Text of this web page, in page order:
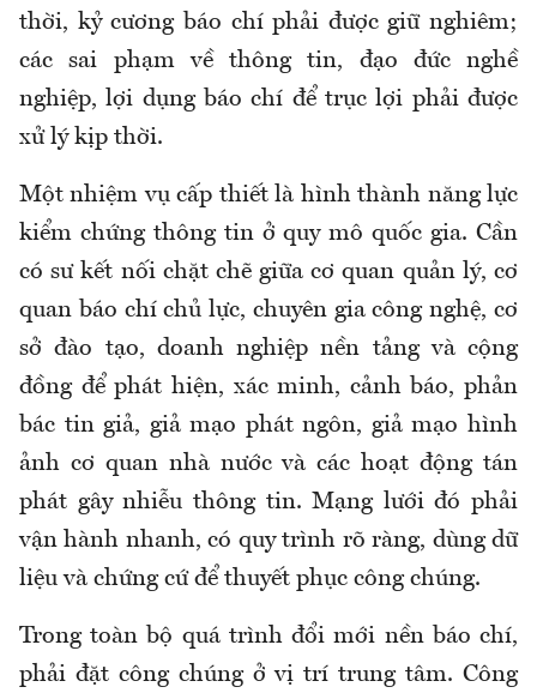
thời, kỷ cương báo chí phải được giữ nghiêm;
các sai phạm về thông tin, đạo đức nghề
nghiệp, lợi dụng báo chí để trục lợi phải được
xử lý kịp thời.
Một nhiệm vụ cấp thiết là hình thành năng lực
kiểm chứng thông tin ở quy mô quốc gia. Cần
có sư kết nối chặt chẽ giữa cơ quan quản lý, cơ
quan báo chí chủ lực, chuyên gia công nghệ, cơ
sở đào tạo, doanh nghiệp nền tảng và cộng
đồng để phát hiện, xác minh, cảnh báo, phản
bác tin giả, giả mạo phát ngôn, giả mạo hình
ảnh cơ quan nhà nước và các hoạt động tán
phát gây nhiễu thông tin. Mạng lưới đó phải
vận hành nhanh, có quy trình rõ ràng, dùng dữ
liệu và chứng cứ để thuyết phục công chúng.
Trong toàn bộ quá trình đổi mới nền báo chí,
phải đặt công chúng ở vị trí trung tâm. Công